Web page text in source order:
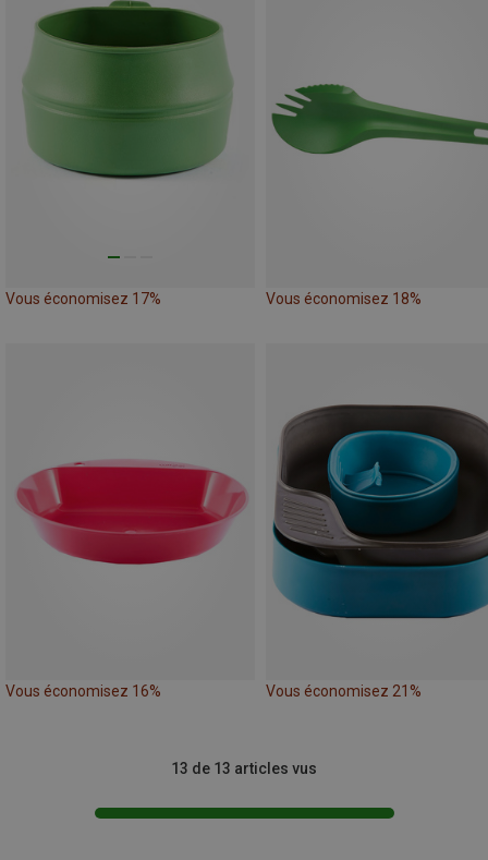
Vous économisez 17% Vous économisez 18%
Vous économisez 16% Vous économisez 21%
13 de 13 articles vus